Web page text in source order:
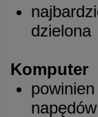
dzielona
Komputer